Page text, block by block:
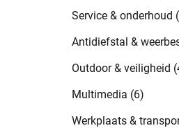
Service & onderhoud
Antidiefstal &
Outdoor & veiligheid
Multimedia (6)
Werkplaats &